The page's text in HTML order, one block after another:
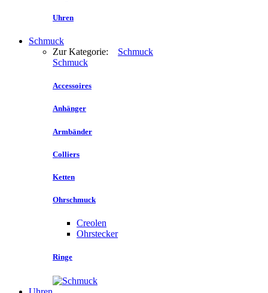
Uhren
Schmuck
Zur Kategorie: Schmuck
Schmuck
Accessoires
Anhänger
Armbänder
Colliers
Ketten
Ohrschmuck
Creolen
Ohrstecker
Ringe